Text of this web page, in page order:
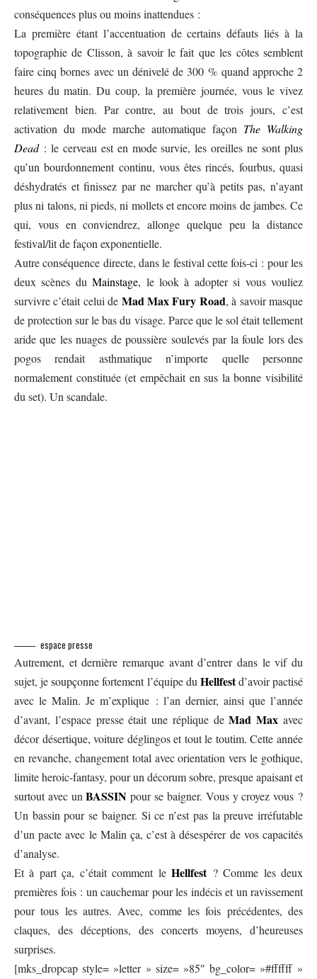
conséquences plus ou moins inattendues :
La première étant l’accentuation de certains défauts liés à la
topographie de Clisson, à savoir le fait que les côtes semblent
faire cinq bornes avec un dénivelé de 300 % quand approche 2
heures du matin. Du coup, la première journée, vous le vivez
relativement bien. Par contre, au bout de trois jours, c’est
activation du mode marche automatique façon The Walking
Dead : le cerveau est en mode survie, les oreilles ne sont plus
qu’un bourdonnement continu, vous êtes rincés, fourbus, quasi
déshydratés et finissez par ne marcher qu’à petits pas, n’ayant
plus ni talons, ni pieds, ni mollets et encore moins de jambes. Ce
qui, vous en conviendrez, allonge quelque peu la distance
festival/lit de façon exponentielle.
Autre conséquence directe, dans le festival cette fois-ci : pour les
deux scènes duMainstage, le look à adopter si vous vouliez
survivre c’était celui de Mad Max Fury Road, à savoir masque
de protection sur le bas du visage. Parce que le sol était tellement
aride que les nuages de poussière soulevés par la foule lors des
pogos rendait asthmatique n’importe quelle personne
normalement constituée (et empêchait en sus la bonne visibilité
du set). Un scandale.
espace presse
Autrement, et dernière remarque avant d’entrer dans le vif du
sujet, je soupçonne fortement l’équipe duHellfest d’avoir pactisé
avec le Malin. Je m’explique : l’an dernier, ainsi que l’année
d’avant, l’espace presse était une réplique deMad Max avec
décor désertique, voiture déglingos et tout le toutim. Cette année
en revanche, changement total avec orientation vers le gothique,
limite heroic-fantasy, pour un décorum sobre, presque apaisant et
surtout avec unBASSINpour se baigner. Vous y croyez vous ?
Un bassin pour se baigner. Si ce n’est pas la preuve irréfutable
d’un pacte avec le Malin ça, c’est à désespérer de vos capacités
d’analyse.
Et à part ça, c’était comment leHellfest ? Comme les deux
premières fois : un cauchemar pour les indécis et un ravissement
pour tous les autres. Avec, comme les fois précédentes, des
claques, des déceptions, des concerts moyens, d’heureuses
surprises.
[mks_dropcap style= »letter » size= »85″ bg_color= »#ffffff »